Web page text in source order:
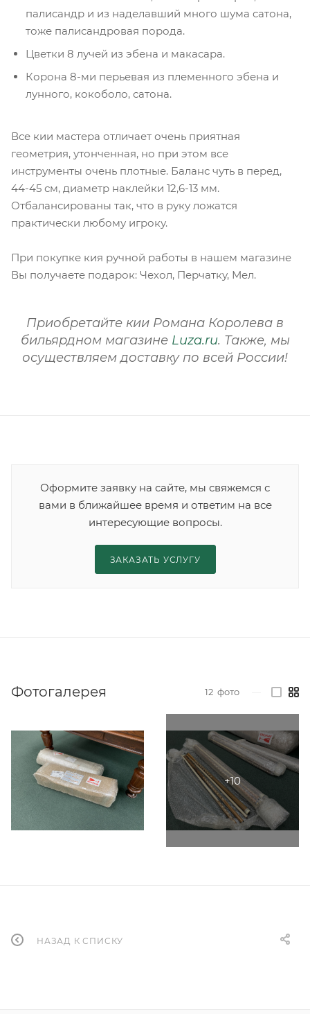
палисандр и из наделавший много шума сатона,
тоже палисандровая порода.
Цветки 8 лучей из эбена и макасара.
Корона 8-ми перьевая из племенного эбена и
лунного, кокоболо, сатона.
Все кии мастера отличает очень приятная
геометрия, утонченная, но при этом все
инструменты очень плотные. Баланс чуть в перед,
44-45 см, диаметр наклейки 12,6-13 мм.
Отбалансированы так, что в руку ложатся
практически любому игроку.
При покупке кия ручной работы в нашем магазине
Вы получаете подарок: Чехол, Перчатку, Мел.
Приобретайте кии Романа Королева в
бильярдном магазине Luza.ru. Также, мы
осуществляем доставку по всей России!
Оформите заявку на сайте, мы свяжемся с
вами в ближайшее время и ответим на все
интересующие вопросы.
ЗАКАЗАТЬ УСЛУГУ
Фотогалерея 12 фото
НАЗАД К СПИСКУ